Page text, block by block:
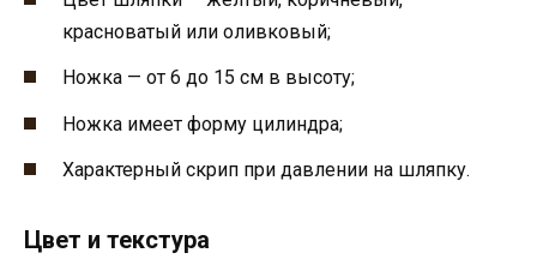
красноватый или оливковый;
Ножка — от 6 до 15 см в высоту;
Ножка имеет форму цилиндра;
Характерный скрип при давлении на шляпку.
Цвет и текстура